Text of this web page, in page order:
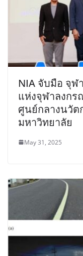
NIA จับมือ จุฬ
แห่งจุฬาลงก
ศูนย์กลางนวั
มหาวิทยาลัย
May 31, 2025